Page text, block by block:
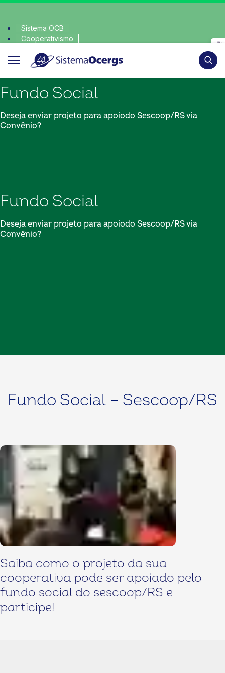
Sistema OCB
Cooperativismo
Fundo Social
Deseja enviar projeto para apoiodo Sescoop/RS via
Convênio?
Fundo Social
Deseja enviar projeto para apoiodo Sescoop/RS via
Convênio?
Fundo Social – Sescoop/RS
Saiba como o projeto da sua
cooperativa pode ser apoiado pelo
fundo social do sescoop/RS e
participe!